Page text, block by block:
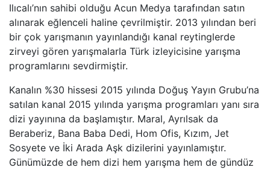
TLC
BLOOMBERG HT
Ilıcalı’nın sahibi olduğu Acun Medya tarafından satın
alınarak eğlenceli haline çevrilmiştir. 2013 yılından beri
bir çok yarışmanın yayınlandığı kanal reytinglerde
zirveyi gören yarışmalarla Türk izleyicisine yarışma
programlarını sevdirmiştir.
Kanalın %30 hissesi 2015 yılında Doğuş Yayın Grubu’na
satılan kanal 2015 yılında yarışma programları yanı sıra
dizi yayınına da başlamıştır. Maral, Ayrılsak da
Beraberiz, Bana Baba Dedi, Hom Ofis, Kızım, Jet
Sosyete ve İki Arada Aşk dizilerini yayınlamıştır.
Günümüzde de hem dizi hem yarışma hem de gündüz